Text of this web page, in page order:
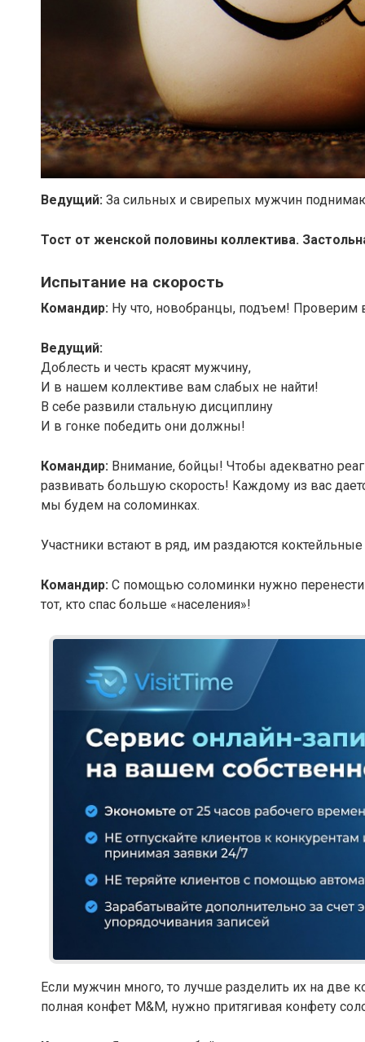
Ведущий: За сильных и свирепых мужчин
Тост от женской половины коллектива.
Испытание на скорость
Командир: Ну что, новобранцы, подъем! Проверим
Ведущий:
Доблесть и честь красят мужчину,
И в нашем коллективе вам слабых не найти!
В себе развили стальную дисциплину
И в гонке победить они должны!
Командир: Внимание, бойцы! Чтобы адекватно
развивать большую скорость! Каждому из вас
мы будем на соломинках.
Участники встают в ряд, им раздаются
Командир: С помощью соломинки нужно перенести
тот, кто спас больше «населения»!
Если мужчин много, то лучше разделить их на две
полная конфет M&M, нужно притягивая конфету